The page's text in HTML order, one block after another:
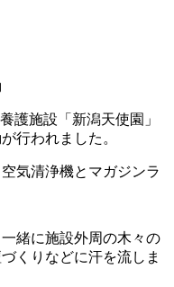
護施設「新潟天使園」
行われました。
気清浄機とマガジンラ
緒に施設外周の木々の
くりなどに汗を流しま